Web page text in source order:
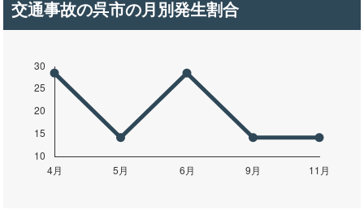
交通事故の呉市の月別発生割合